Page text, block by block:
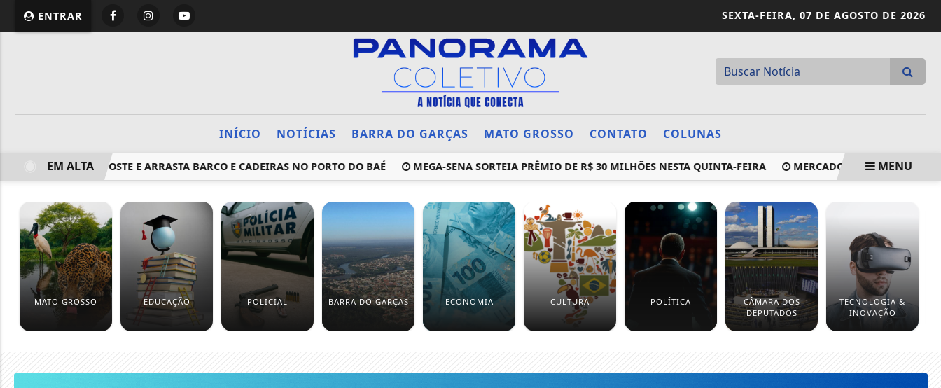
ENTRAR SEXTA-FEIRA, 07 DE AGOSTO DE 2026
INÍCIO NOTÍCIAS BARRA DO GARÇAS MATO GROSSO CONTATO COLUNAS
DERRUBA POSTE E ARRASTA BARCO E CADEIRAS NO PORTO DO BAÉ MEGA-SENA SORTEIA PRÊMIO DE R$ 30 MILHÕES NESTA QUINTA-FEIRA MERCADO MANTÉM EM 5,33%
EM ALTA MENU
MATO GROSSO EDUCAÇÃO POLICIAL BARRA DO GARÇAS ECONOMIA CULTURA POLÍTICA
CÂMARA DOS
DEPUTADOS
TECNOLOGIA &
INOVAÇÃO